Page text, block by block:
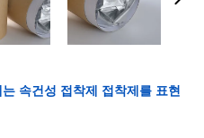
속건성 접착제 접착제를 표현